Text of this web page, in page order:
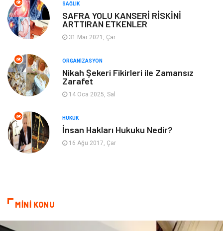
Ev İşleri Modifiye
Astroloji
cep telefonu
ekonomik
genel sağlık
Cam
SAĞLIK
SAFRA YOLU KANSERİ RİSKİNİ
ARTTIRAN ETKENLER
31 Mar 2021, Çar
ORGANIZASYON
Nikah Şekeri Fikirleri ile Zamansız
Zarafet
14 Oca 2025, Sal
HUKUK
İnsan Hakları Hukuku Nedir?
16 Ağu 2017, Çar
MİNİ KONU